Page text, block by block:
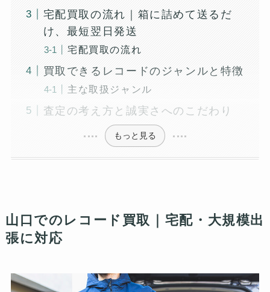
宅配買取の流れ｜箱に詰めて送るだ
け、最短翌日発送
宅配買取の流れ
買取できるレコードのジャンルと特徴
主な取扱ジャンル
査定の考え方と誠実さへのこだわり
もっと見る
山口でのレコード買取｜宅配・大規模出
張に対応